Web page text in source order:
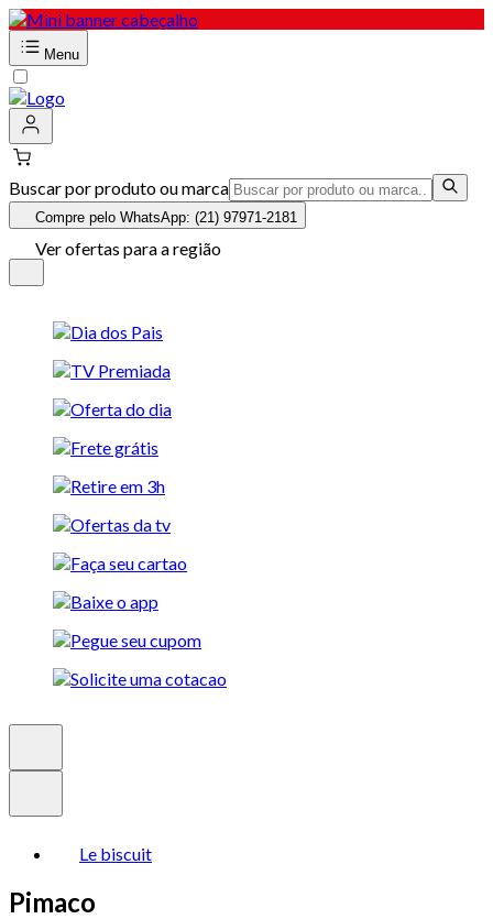
Menu
Buscar por produto ou marca
Compre pelo WhatsApp: (21) 97971-2181
Ver ofertas para a região
Le biscuit
Pimaco